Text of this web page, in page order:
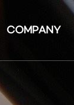
COMPANY